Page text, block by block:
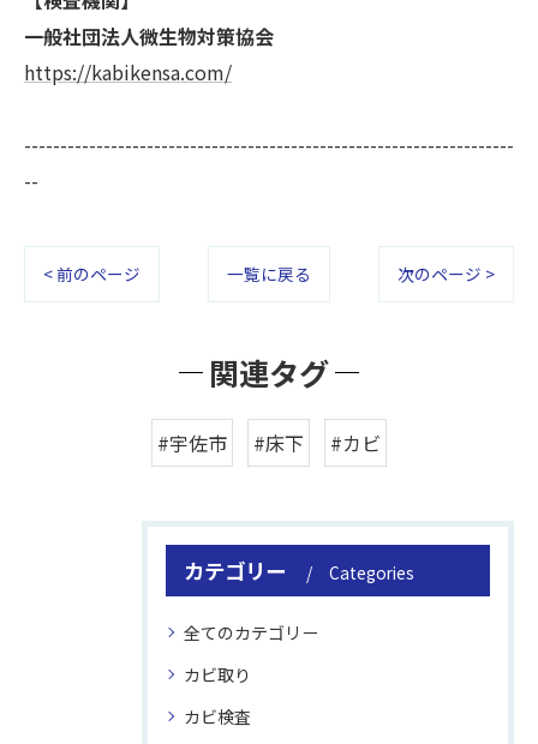
一般社団法人微生物対策協会
https://kabikensa.com/
--------------------------------------------------------------------
--
< 前のページ 一覧に戻る 次のページ >
関連タグ
#宇佐市 #床下 #カビ
カテゴリー Categories
全てのカテゴリー
カビ取り
カビ検査